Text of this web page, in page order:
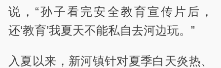
说，“孙子看完安全教育宣传片后，
还‘教育’我夏天不能私自去河边玩。”
入夏以来，新河镇针对夏季白天炎热、